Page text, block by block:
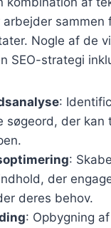
sammen
Nogle af de
SEO-strategi
:
søgeord, der
:
der
deres behov.
: Opbygning